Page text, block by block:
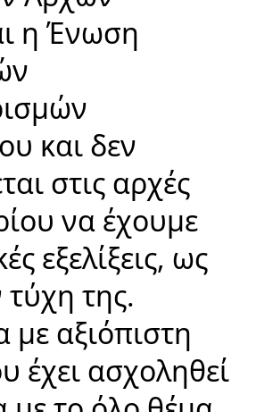
η Ένωση
και δεν
στις αρχές
να έχουμε
εξελίξεις, ως
της.
αξιόπιστη
έχει ασχοληθεί